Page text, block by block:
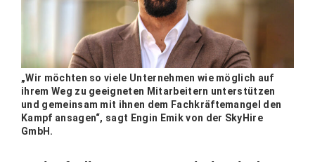
„Wir möchten so viele Unternehmen wie möglich auf
ihrem Weg zu geeigneten Mitarbeitern unterstützen
und gemeinsam mit ihnen dem Fachkräftemangel den
Kampf ansagen“, sagt Engin Emik von der SkyHire
GmbH.